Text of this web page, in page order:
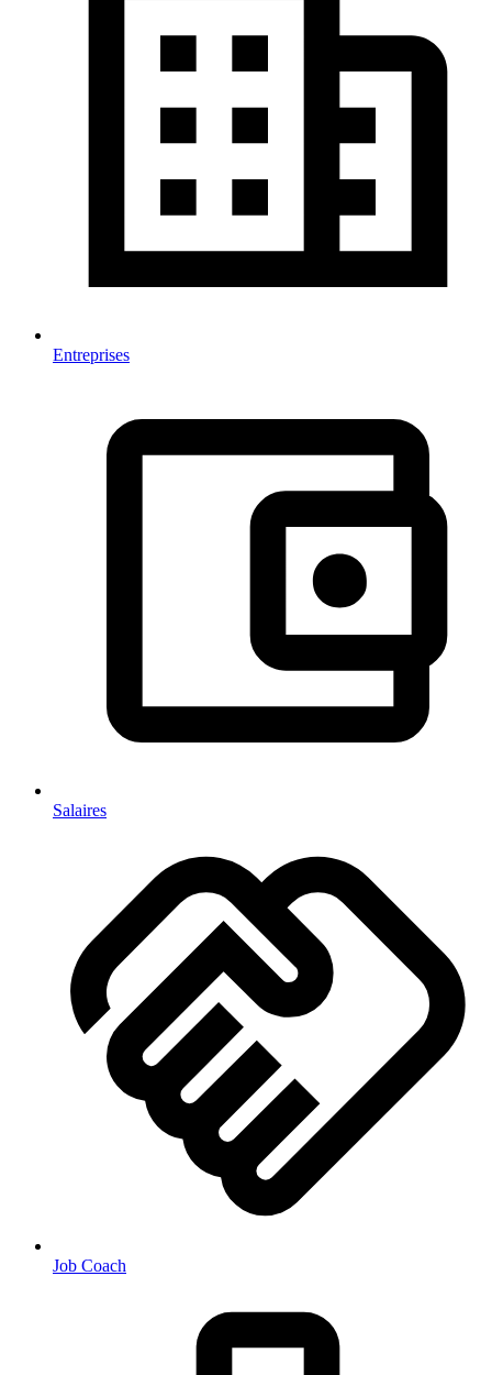
Entreprises
Salaires
Job Coach